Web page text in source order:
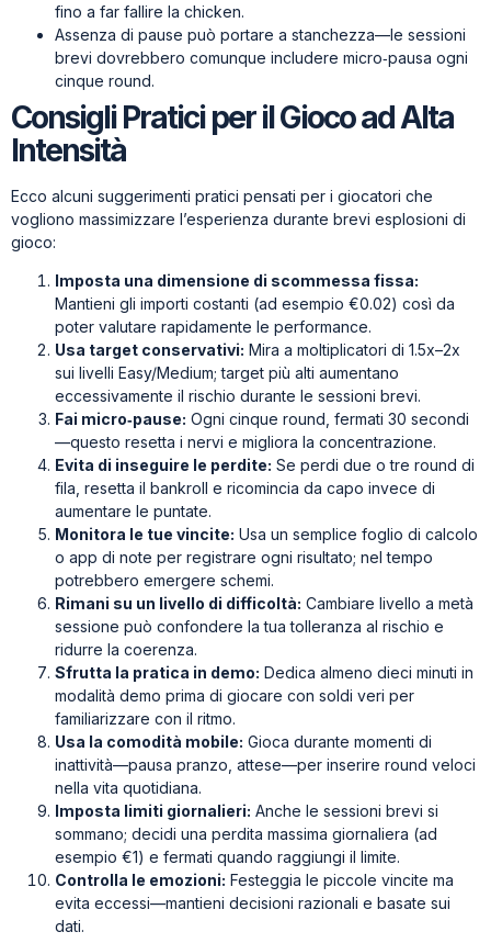
fino a far fallire la chicken.
Assenza di pause può portare a stanchezza—le sessioni
brevi dovrebbero comunque includere micro‑pausa ogni
cinque round.
Consigli Pratici per il Gioco ad Alta
Intensità
Ecco alcuni suggerimenti pratici pensati per i giocatori che
vogliono massimizzare l’esperienza durante brevi esplosioni di
gioco:
Imposta una dimensione di scommessa fissa:
Mantieni gli importi costanti (ad esempio €0.02) così da
poter valutare rapidamente le performance.
Usa target conservativi: Mira a moltiplicatori di 1.5x–2x
sui livelli Easy/Medium; target più alti aumentano
eccessivamente il rischio durante le sessioni brevi.
Fai micro‑pause: Ogni cinque round, fermati 30 secondi
—questo resetta i nervi e migliora la concentrazione.
Evita di inseguire le perdite: Se perdi due o tre round di
fila, resetta il bankroll e ricomincia da capo invece di
aumentare le puntate.
Monitora le tue vincite: Usa un semplice foglio di calcolo
o app di note per registrare ogni risultato; nel tempo
potrebbero emergere schemi.
Rimani su un livello di difficoltà: Cambiare livello a metà
sessione può confondere la tua tolleranza al rischio e
ridurre la coerenza.
Sfrutta la pratica in demo: Dedica almeno dieci minuti in
modalità demo prima di giocare con soldi veri per
familiarizzare con il ritmo.
Usa la comodità mobile: Gioca durante momenti di
inattività—pausa pranzo, attese—per inserire round veloci
nella vita quotidiana.
Imposta limiti giornalieri: Anche le sessioni brevi si
sommano; decidi una perdita massima giornaliera (ad
esempio €1) e fermati quando raggiungi il limite.
Controlla le emozioni: Festeggia le piccole vincite ma
evita eccessi—mantieni decisioni razionali e basate sui
dati.